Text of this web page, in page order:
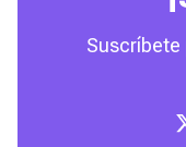
Suscríbete